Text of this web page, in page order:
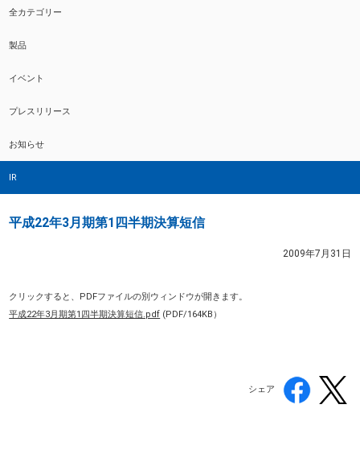
全カテゴリー
製品
イベント
プレスリリース
お知らせ
IR
平成22年3月期第1四半期決算短信
2009年7月31日
クリックすると、PDFファイルの別ウィンドウが開きます。
平成22年3月期第1四半期決算短信.pdf (PDF/164KB）
シェア